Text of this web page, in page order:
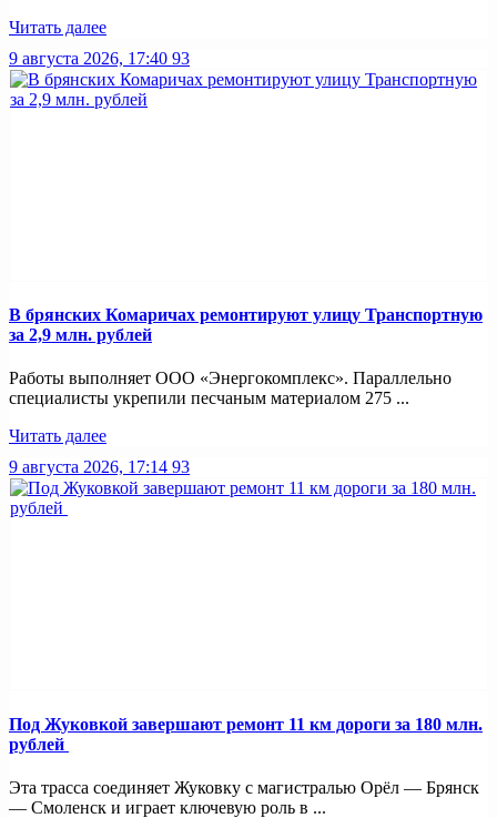
Читать далее
9 августа 2026, 17:40 93
В брянских Комаричах ремонтируют улицу Транспортную
за 2,9 млн. рублей
Работы выполняет ООО «Энергокомплекс». Параллельно
специалисты укрепили песчаным материалом 275 ...
Читать далее
9 августа 2026, 17:14 93
Под Жуковкой завершают ремонт 11 км дороги за 180 млн.
рублей
Эта трасса соединяет Жуковку с магистралью Орёл — Брянск
— Смоленск и играет ключевую роль в ...